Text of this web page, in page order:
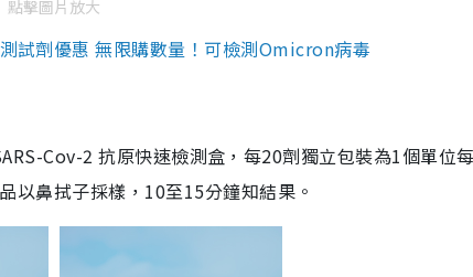
點擊圖片放大
試劑優惠 無限購數量！可檢測Omicron病毒
Cov-2 抗原快速檢測盒，每20劑獨立包裝為1個單位
以鼻拭子採樣，10至15分鐘知結果。